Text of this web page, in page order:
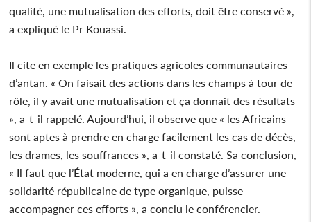
qualité, une mutualisation des efforts, doit être conservé »,
a expliqué le Pr Kouassi.
Il cite en exemple les pratiques agricoles communautaires
d’antan. « On faisait des actions dans les champs à tour de
rôle, il y avait une mutualisation et ça donnait des résultats
», a-t-il rappelé. Aujourd’hui, il observe que « les Africains
sont aptes à prendre en charge facilement les cas de décès,
les drames, les souffrances », a-t-il constaté. Sa conclusion,
« Il faut que l’État moderne, qui a en charge d’assurer une
solidarité républicaine de type organique, puisse
accompagner ces efforts », a conclu le conférencier.